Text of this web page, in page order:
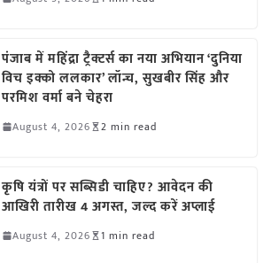
पंजाब में महिंद्रा ट्रैक्टर्स का नया अभियान ‘दुनिया
विच इक्को ललकार’ लॉन्च, सुखबीर सिंह और
परमिश वर्मा बने चेहरा
August 4, 2026 2 min read
कृषि यंत्रों पर सब्सिडी चाहिए? आवेदन की
आखिरी तारीख 4 अगस्त, जल्द करें अप्लाई
August 4, 2026 1 min read